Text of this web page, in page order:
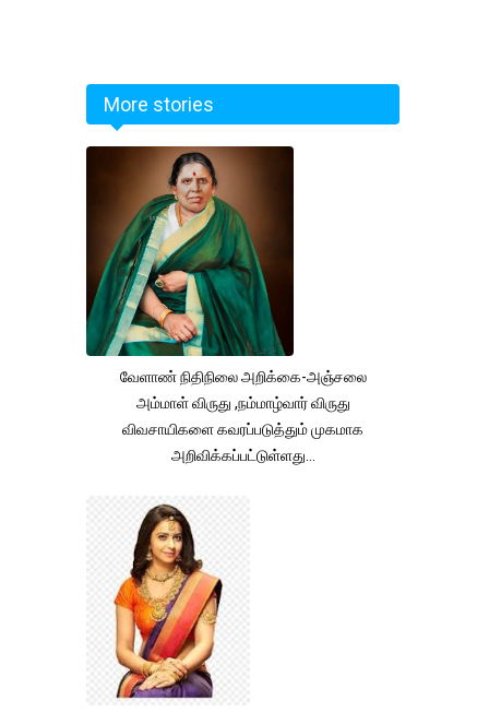
More stories
வேளாண் நிதிநிலை அறிக்கை-அஞ்சலை
அம்மாள் விருது ,நம்மாழ்வார் விருது
விவசாயிகளை கவரப்படுத்தும் முகமாக
அறிவிக்கப்பட்டுள்ளது...